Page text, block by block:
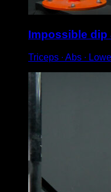
Impossible dip
Triceps ∙ Abs ∙